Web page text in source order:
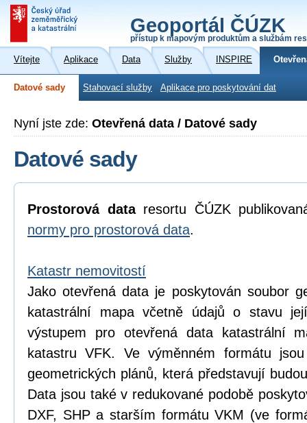
Geoportál ČÚZK
přístup k mapovým produktům a službám
Vítejte Aplikace Data Služby INSPIRE
Datové sady Stahovací služby Aplikace pro poskytování dat
Nyní jste zde: Otevřená data / Datové sady
Datové sady
Prostorová data resortu ČÚZK
normy pro prostorová data.
Katastr nemovitostí
Jako otevřená data je poskytován soubor
katastrální mapa včetně údajů o stavu
výstupem pro otevřená data katastrální
katastru VFK. Ve výměnném formátu
geometrických plánů, která představují
Data jsou také v redukované podobě
DXF, SHP a starším formátu VKM (ve